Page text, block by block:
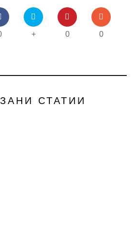
+ 0 0
СТАТИИ